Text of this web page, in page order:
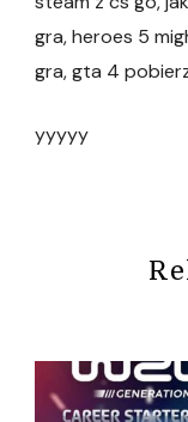
gra, heroes 5
gra, gta 4
yyyyy